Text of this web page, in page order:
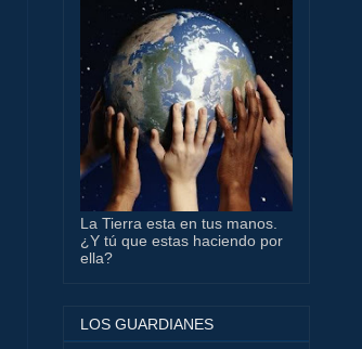
La Tierra esta en tus manos.
¿Y tú que estas haciendo por
ella?
LOS GUARDIANES